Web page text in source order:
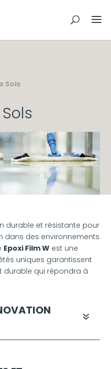
Sols
durable et résistante pour
dans des environnements
Epoxi Film W est une
uniques garantissent
durable qui répondra à